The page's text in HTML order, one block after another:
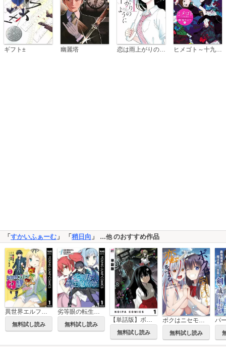
ギフト± 幽麗塔 恋は雨上がりのように ヒメゴト～十九歳の制服～
「 すかいふぁーむ 」 「 稍日向 」 …他のおすすめ作品
異世界エルフの奴隷ちゃん
無料試し読み
劣等眼の転生魔術師 ～虐げられた最強の孤児が異世界で無双する～
無料試し読み
無料試し読み 無料試し読み